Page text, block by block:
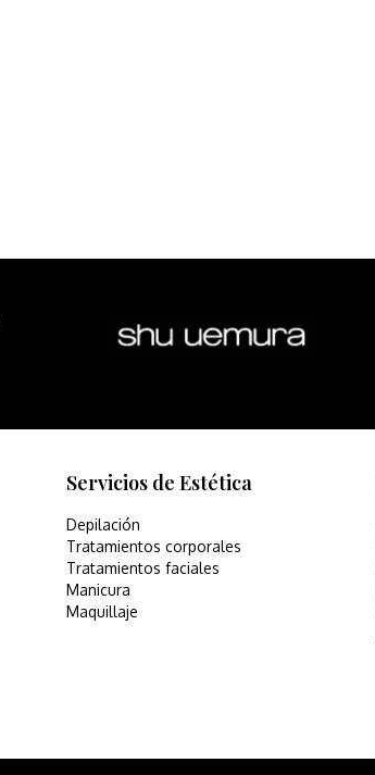
Servicios de Estética
Depilación
Tratamientos corporales
Tratamientos faciales
Manicura
Maquillaje